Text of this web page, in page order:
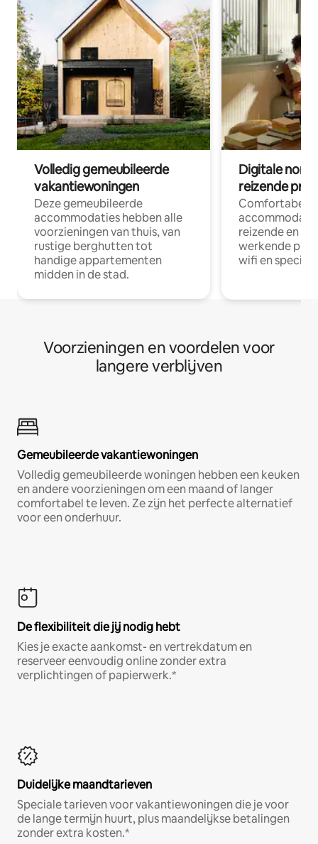
Volledig gemeubileerde
vakantiewoningen
Deze gemeubileerde
accommodaties hebben alle
voorzieningen van thuis, van
rustige berghutten tot
handige appartementen
midden in de stad.
Digitale
reizende
Comfortabele
reizende en
werkende
wifi en
Voorzieningen en voordelen voor
langere verblijven
Gemeubileerde vakantiewoningen
Volledig gemeubileerde woningen hebben een keuken
en andere voorzieningen om een maand of langer
comfortabel te leven. Ze zijn het perfecte alternatief
voor een onderhuur.
De flexibiliteit die jij nodig hebt
Kies je exacte aankomst- en vertrekdatum en
reserveer eenvoudig online zonder extra
verplichtingen of papierwerk.*
Duidelijke maandtarieven
Speciale tarieven voor vakantiewoningen die je voor
de lange termijn huurt, plus maandelijkse betalingen
zonder extra kosten.*